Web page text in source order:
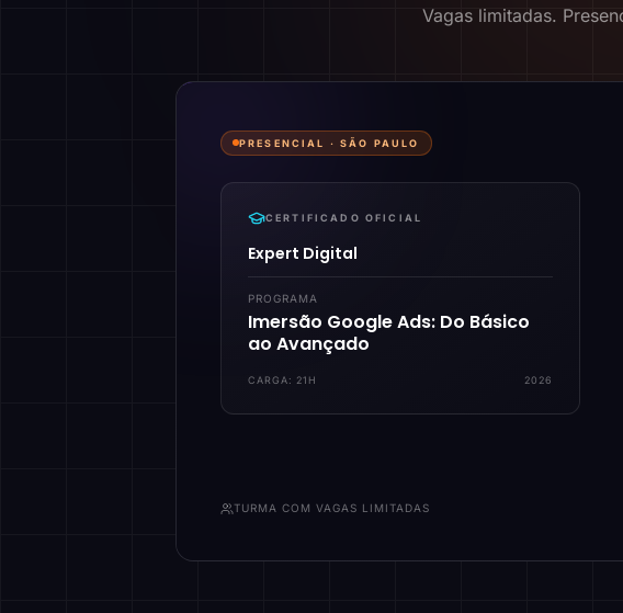
Vagas limitadas.
PRESENCIAL ·SÃO PAULO
CERTIFICADO OFICIAL
Expert Digital
PROGRAMA
Imersão Google Ads: Do Básico
ao Avançado
CARGA: 21H 2026
TURMA COM VAGAS LIMITADAS